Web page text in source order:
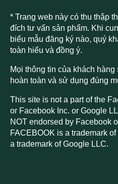
* Trang web này có thu thập
đích tư vấn sản phẩm. Khi
biểu mẫu đăng ký nào, quý
toàn hiểu và đồng ý.
Mọi thông tin của khách
hoàn toàn và sử dụng đúng
This site is not a part of the
or Facebook Inc. or Google
NOT endorsed by Facebook
FACEBOOK is a trademark
a trademark of Google LLC.